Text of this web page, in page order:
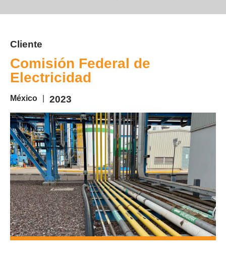
Cliente
Comisión Federal de
Electricidad
México 2023